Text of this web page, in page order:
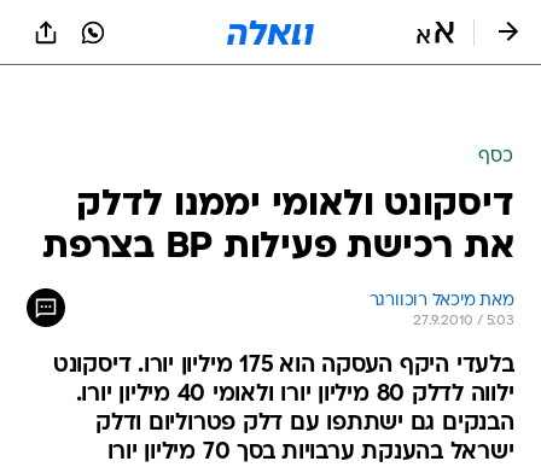
כסף
דיסקונט ולאומי יממנו לדלק
את רכישת פעילות BP בצרפת
מאת מיכאל רוכוורגר
27.9.2010 / 5:03
בלעדי היקף העסקה הוא 175 מיליון יורו. דיסקונט
ילווה לדלק 80 מיליון יורו ולאומי 40 מיליון יורו.
הבנקים גם ישתתפו עם דלק פטרוליום ודלק
ישראל בהענקת ערבויות בסך 70 מיליון יורו